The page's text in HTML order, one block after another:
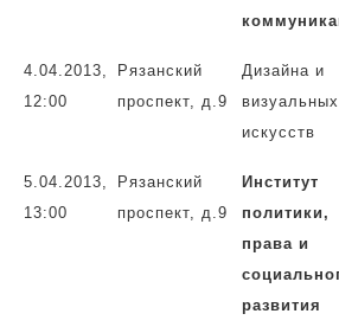
4.04.2013
12:00
Рязанский
проспект, д.9
Дизайна и
визуальных
искусств
5.04.2013,
13:00
Рязанский
проспект, д.9
Институт
политики,
права и
развития